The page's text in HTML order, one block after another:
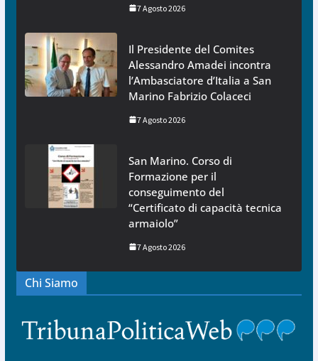
7 Agosto 2026
Il Presidente del Comites
Alessandro Amadei incontra
l’Ambasciatore d’Italia a San
Marino Fabrizio Colaceci
7 Agosto 2026
San Marino. Corso di
Formazione per il
conseguimento del
“Certificato di capacità tecnica
armaiolo”
7 Agosto 2026
Chi Siamo